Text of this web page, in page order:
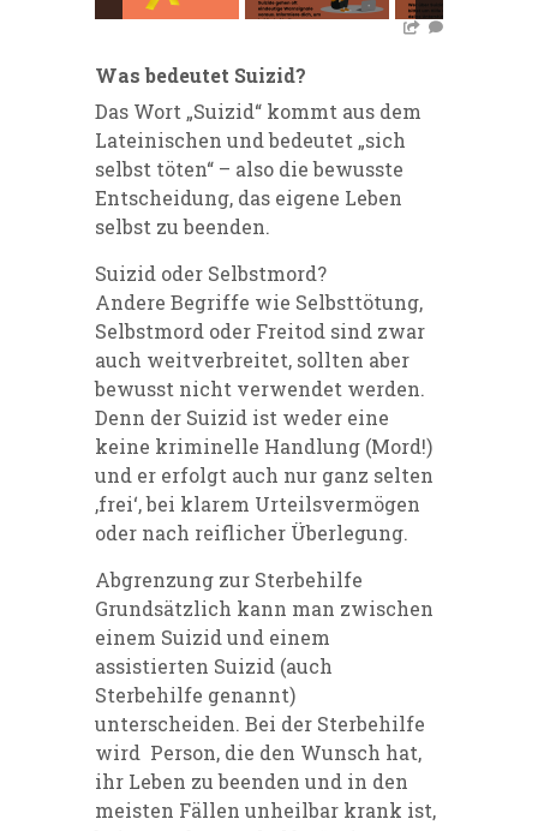
Was bedeutet Suizid?
Das Wort „Suizid“ kommt aus dem
Lateinischen und bedeutet „sich
selbst töten“ – also die bewusste
Entscheidung, das eigene Leben
selbst zu beenden.
Suizid oder Selbstmord?
Andere Begriffe wie Selbsttötung,
Selbstmord oder Freitod sind zwar
auch weitverbreitet, sollten aber
bewusst nicht verwendet werden.
Denn der Suizid ist weder eine
keine kriminelle Handlung (Mord!)
und er erfolgt auch nur ganz selten
‚frei‘, bei klarem Urteilsvermögen
oder nach reiflicher Überlegung.
Abgrenzung zur Sterbehilfe
Grundsätzlich kann man zwischen
einem Suizid und einem
assistierten Suizid (auch
Sterbehilfe genannt)
unterscheiden. Bei der Sterbehilfe
wird Person, die den Wunsch hat,
ihr Leben zu beenden und in den
meisten Fällen unheilbar krank ist,